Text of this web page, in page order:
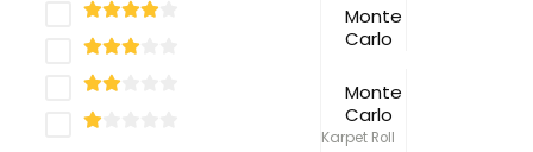
Pilihan
diambil
di
Monte
Carlo
Monte
Carlo
Karpet Roll